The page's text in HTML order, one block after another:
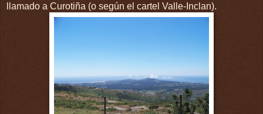
llamado a Curotiña (o según el cartel Valle-Inclan).